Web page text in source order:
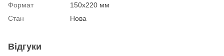
Формат
150х220 мм
Стан
Нова
Відгуки